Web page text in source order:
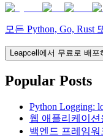
모든 Python, Go, Rust
Leapcell에서 무료로 배포
Popular Posts
Python Logging:
웹 애플리케이션
백엔드 프레임